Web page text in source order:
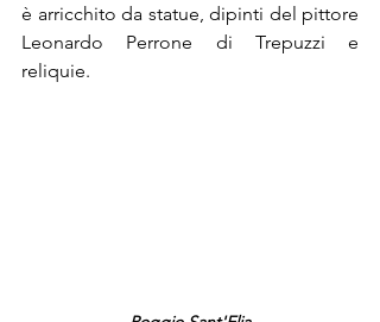
è arricchito da statue, dipinti del pittore
Leonardo Perrone di Trepuzzi e
reliquie.